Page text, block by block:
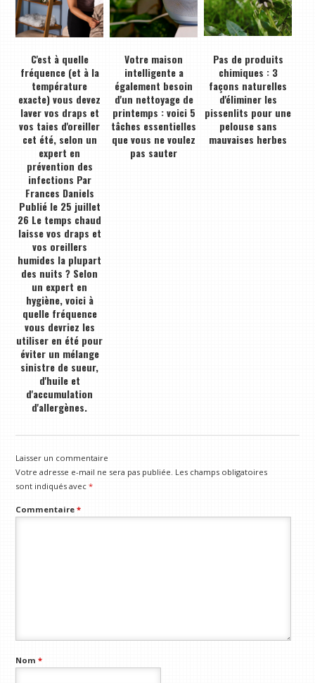
C'est à quelle
fréquence (et à la
température
exacte) vous devez
laver vos draps et
vos taies d'oreiller
cet été, selon un
expert en
prévention des
infections Par
Frances Daniels
Publié le 25 juillet
26 Le temps chaud
laisse vos draps et
vos oreillers
humides la plupart
des nuits ? Selon
un expert en
hygiène, voici à
quelle fréquence
vous devriez les
utiliser en été pour
éviter un mélange
sinistre de sueur,
d'huile et
d'accumulation
d'allergènes.
Votre maison
intelligente a
également besoin
d'un nettoyage de
printemps : voici 5
tâches essentielles
que vous ne voulez
pas sauter
Pas de produits
chimiques : 3
façons naturelles
d'éliminer les
pissenlits pour une
pelouse sans
mauvaises herbes
Laisser un commentaire
Votre adresse e-mail ne sera pas publiée. Les champs obligatoires
sont indiqués avec*
Commentaire*
Nom*